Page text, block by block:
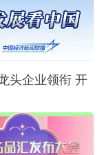
评与多项合作意
悉心指导，总工会
头企业领衔 开